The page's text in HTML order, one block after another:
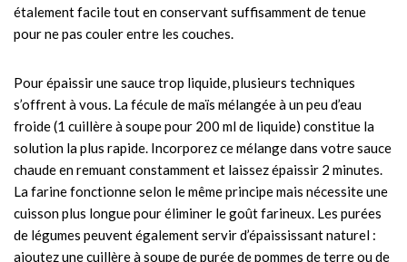
étalement facile tout en conservant suffisamment de tenue
pour ne pas couler entre les couches.
Pour épaissir une sauce trop liquide, plusieurs techniques
s’offrent à vous. La fécule de maïs mélangée à un peu d’eau
froide (1 cuillère à soupe pour 200 ml de liquide) constitue la
solution la plus rapide. Incorporez ce mélange dans votre sauce
chaude en remuant constamment et laissez épaissir 2 minutes.
La farine fonctionne selon le même principe mais nécessite une
cuisson plus longue pour éliminer le goût farineux. Les purées
de légumes peuvent également servir d’épaississant naturel :
ajoutez une cuillère à soupe de purée de pommes de terre ou de